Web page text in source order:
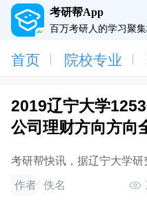
考研帮App
百万考研人的学习聚
首页 院校专业
2019辽宁大学
公司理财方向方向
考研帮快讯，据辽宁大学
1253会计专业管理会计与
复试分数线详情如下：学校
作者 佚名